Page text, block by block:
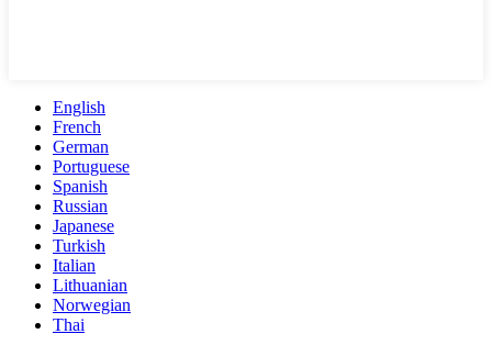
English
French
German
Portuguese
Spanish
Russian
Japanese
Turkish
Italian
Lithuanian
Norwegian
Thai